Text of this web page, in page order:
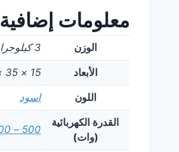
معلومات إضافية
الوزن 3 كيلوجرام
الأبعاد 15 × 35 × 25 سنتيميتر
اللون اسود
القدرة الكهربائية
(وات)
500 – 1000 وات